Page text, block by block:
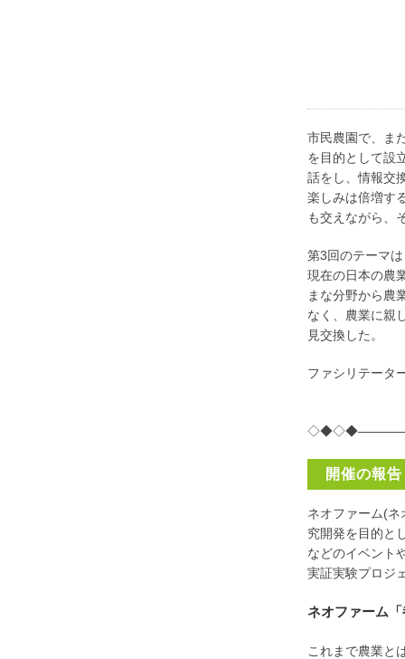
市民農園で、ま
を目的として設
話をし、情報交
楽しみは倍増す
も交えながら、
第3回のテーマ
現在の日本の農
まな分野から農
なく、農業に親
見交換した。
ファシリテー
開催の報告
ネオファーム(
究開発を目的と
などのイベント
実証実験プロジ
ネオファーム
これまで農業と